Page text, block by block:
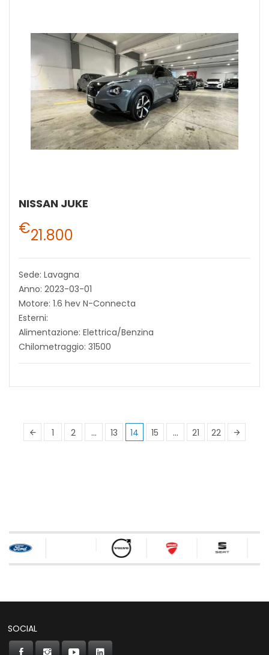
NISSAN JUKE
€21.800
Sede: Lavagna
Anno: 2023-03-01
Motore: 1.6 hev N-Connecta
Esterni:
Alimentazione: Elettrica/Benzina
Chilometraggio: 31500
1 2 … 13 14 15 … 21 22
SOCIAL